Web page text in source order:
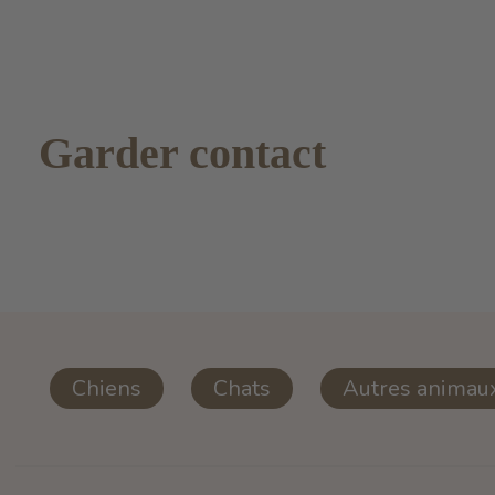
Garder contact
Chiens Chats Autres